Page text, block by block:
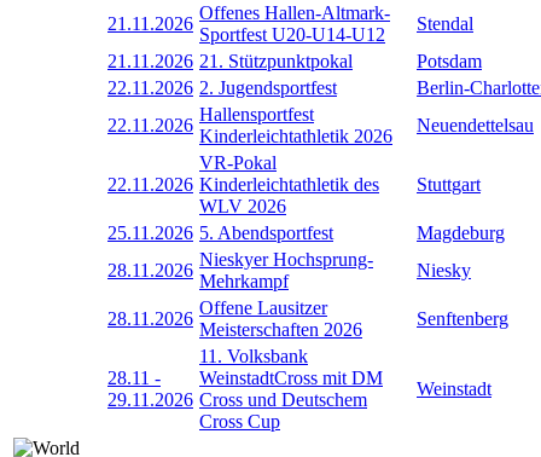
21.11.2026
Offenes Hallen-Altmark-
Sportfest U20-U14-U12
Stendal
21.11.2026 21. Stützpunktpokal
Potsdam
22.11.2026 2. Jugendsportfest
Berlin-
22.11.2026
Hallensportfest
Kinderleichtathletik 2026
Neuendettelsau
22.11.2026
VR-Pokal
Kinderleichtathletik des
WLV 2026
Stuttgart
25.11.2026 5. Abendsportfest
Magdeburg
28.11.2026
Nieskyer Hochsprung-
Mehrkampf
Niesky
28.11.2026
Offene Lausitzer
Meisterschaften 2026
Senftenberg
28.11 -
29.11.2026
11. Volksbank
WeinstadtCross mit DM
Cross und Deutschem
Cross Cup
Weinstadt